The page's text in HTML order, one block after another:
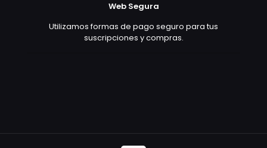
Web Segura
Utilizamos formas de pago seguro para tus
suscripciones y compras.